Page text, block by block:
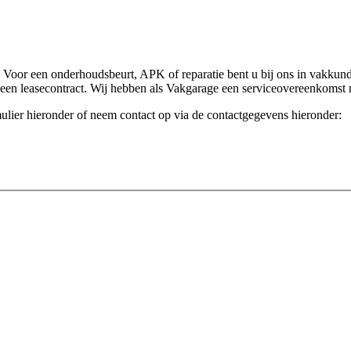
een onderhoudsbeurt, APK of reparatie bent u bij ons in
leasecontract. Wij hebben als Vakgarage een serviceovereenkomst
hieronder of neem contact op via de contactgegevens hieronder: